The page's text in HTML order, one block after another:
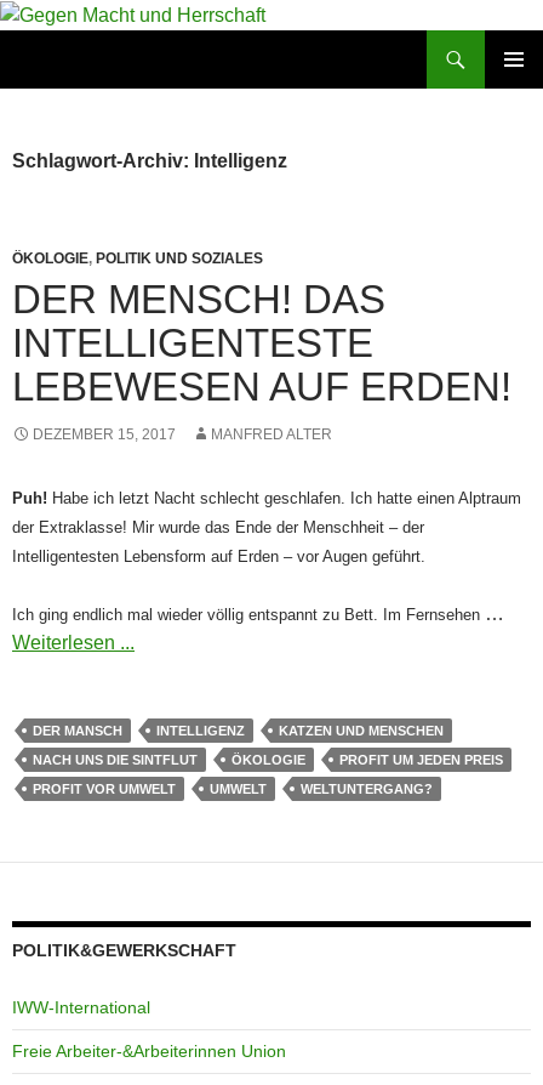
Zum
Schlagwort-Archiv: Intelligenz
ÖKOLOGIE, POLITIK UND SOZIALES
DER MENSCH! DAS
INTELLIGENTESTE
LEBEWESEN AUF ERDEN!
DEZEMBER 15, 2017 MANFRED ALTER
Puh! Habe ich letzt Nacht schlecht geschlafen. Ich hatte einen Alptraum
der Extraklasse! Mir wurde das Ende der Menschheit – der
Intelligentesten Lebensform auf Erden – vor Augen geführt.
Ich ging endlich mal wieder völlig entspannt zu Bett. Im Fernsehen …
Weiterlesen ...
DER MANSCH INTELLIGENZ
KATZEN UND MENSCHEN
NACH UNS DIE SINTFLUT
ÖKOLOGIE
PROFIT UM JEDEN PREIS
PROFIT VOR UMWELT
UMWELT WELTUNTERGANG?
POLITIK&GEWERKSCHAFT
IWW-International
Freie Arbeiter-&Arbeiterinnen Union